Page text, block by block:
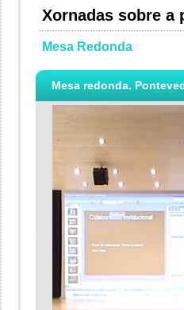
Xornadas sobre a
Mesa Redonda
Mesa redonda.